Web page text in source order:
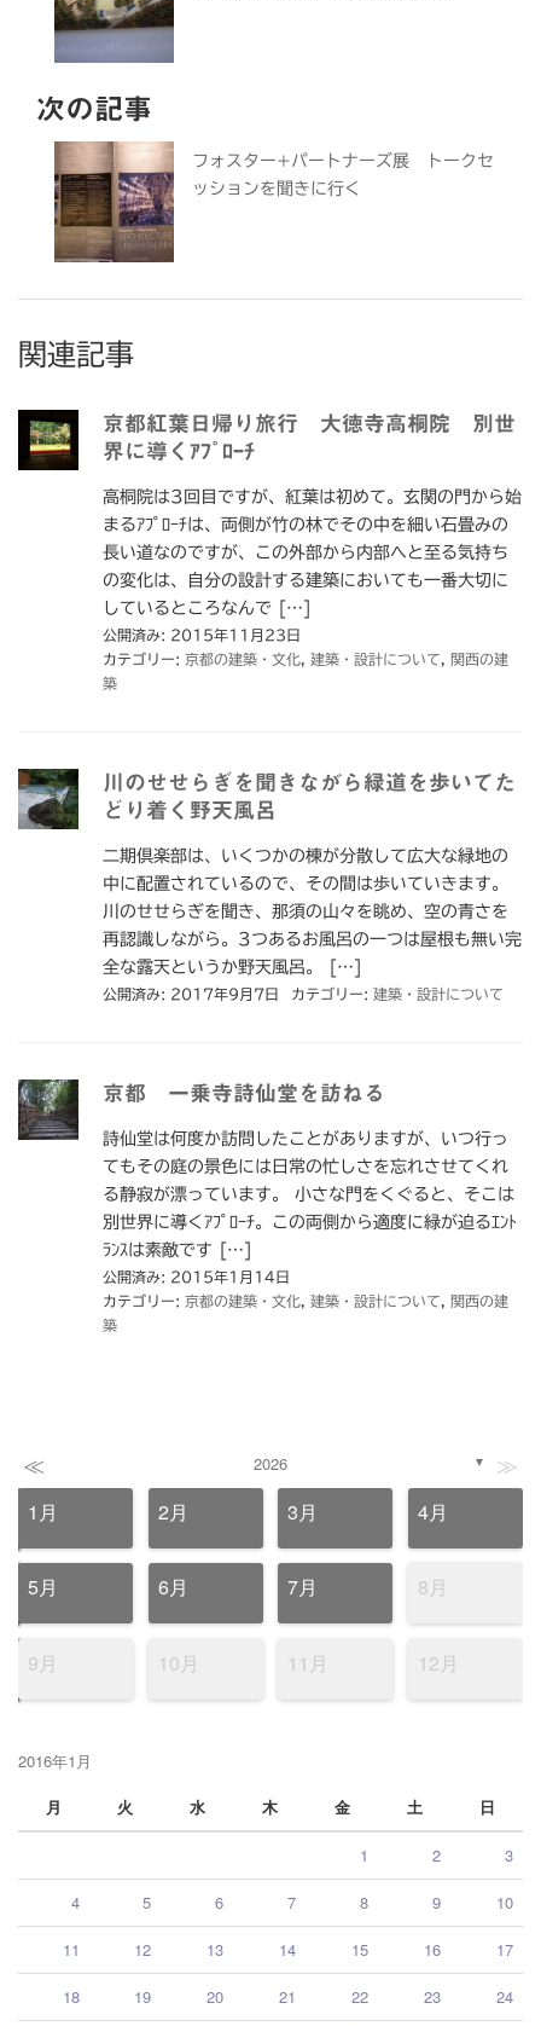
次の記事
フォスター+パートナーズ展 トークセ
ッションを聞きに行く
関連記事
京都紅葉日帰り旅行 大徳寺高桐院 別世
界に導くｱﾌﾟﾛｰﾁ
高桐院は3回目ですが、紅葉は初めて。玄関の門から始
まるｱﾌﾟﾛｰﾁは、両側が竹の林でその中を細い石畳みの
長い道なのですが、この外部から内部へと至る気持ち
の変化は、自分の設計する建築においても一番大切に
しているところなんで […]
公開済み: 2015年11月23日
カテゴリー: 京都の建築・文化 建築・設計について
関西の建
築
川のせせらぎを聞きながら緑道を歩いてた
どり着く野天風呂
二期倶楽部は、いくつかの棟が分散して広大な緑地の
中に配置されているので、その間は歩いていきます。
川のせせらぎを聞き、那須の山々を眺め、空の青さを
再認識しながら。3つあるお風呂の一つは屋根も無い完
全な露天というか野天風呂。 […]
公開済み: 2017年9月7日 カテゴリー: 建築・設計について
京都 一乗寺詩仙堂を訪ねる
詩仙堂は何度か訪問したことがありますが、いつ行っ
てもその庭の景色には日常の忙しさを忘れさせてくれ
る静寂が漂っています。 小さな門をくぐると、そこは
別世界に導くｱﾌﾟﾛｰﾁ。この両側から適度に緑が迫るｴﾝﾄ
ﾗﾝｽは素敵です […]
公開済み: 2015年1月14日
カテゴリー: 京都の建築・文化 建築・設計について
関西の建
築
≪ 2026 ▼ ≫
1月 2月 3月 4月
5月 6月 7月 8月
9月 10月 11月 12月
2016年1月
月
火 水 木 金 土 日
1 2 3
4 5 6 7 8 9 10
11 12 13 14 15 16 17
18 19 20 21 22 23 24